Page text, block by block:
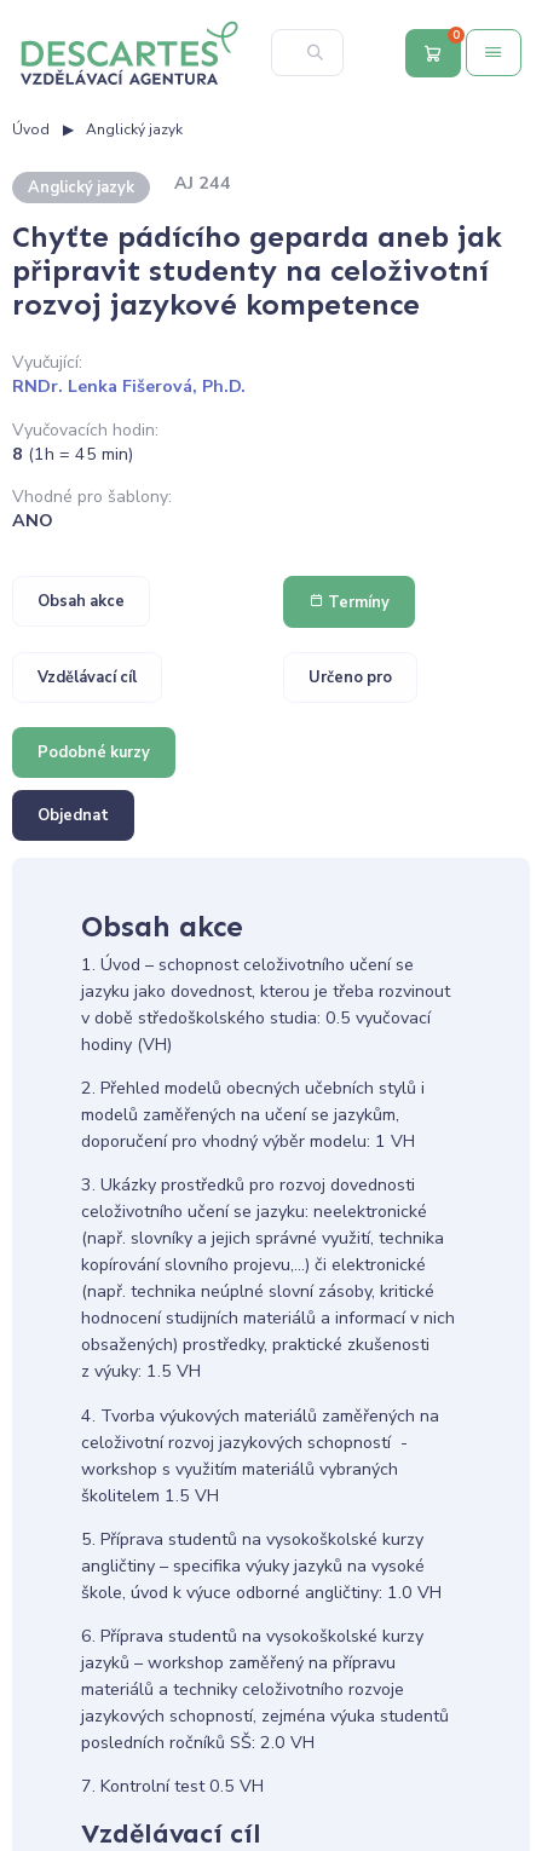
0
Úvod Anglický jazyk
Anglický jazyk AJ 244
Chyťte pádícího geparda aneb jak
připravit studenty na celoživotní
rozvoj jazykové kompetence
Vyučující:
RNDr. Lenka Fišerová, Ph.D.
Vyučovacích hodin:
8 (1h = 45 min)
Vhodné pro šablony:
ANO
Obsah akce Termíny
Vzdělávací cíl Určeno pro
Podobné kurzy
Objednat
Obsah akce
1. Úvod – schopnost celoživotního učení se
jazyku jako dovednost, kterou je třeba rozvinout
v době středoškolského studia: 0.5 vyučovací
hodiny (VH)
2. Přehled modelů obecných učebních stylů i
modelů zaměřených na učení se jazykům,
doporučení pro vhodný výběr modelu: 1 VH
3. Ukázky prostředků pro rozvoj dovednosti
celoživotního učení se jazyku: neelektronické
(např. slovníky a jejich správné využití, technika
kopírování slovního projevu,…) či elektronické
(např. technika neúplné slovní zásoby, kritické
hodnocení studijních materiálů a informací v nich
obsažených) prostředky, praktické zkušenosti
z výuky: 1.5 VH
4. Tvorba výukových materiálů zaměřených na
celoživotní rozvoj jazykových schopností -
workshop s využitím materiálů vybraných
školitelem 1.5 VH
5. Příprava studentů na vysokoškolské kurzy
angličtiny – specifika výuky jazyků na vysoké
škole, úvod k výuce odborné angličtiny: 1.0 VH
6. Příprava studentů na vysokoškolské kurzy
jazyků – workshop zaměřený na přípravu
materiálů a techniky celoživotního rozvoje
jazykových schopností, zejména výuka studentů
posledních ročníků SŠ: 2.0 VH
7. Kontrolní test 0.5 VH
Vzdělávací cíl